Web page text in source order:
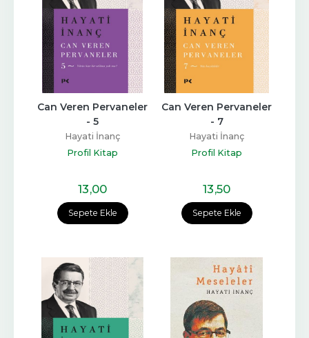
Sepete Ekle
Can Veren Pervaneler
- 5
Hayati İnanç
Profil Kitap
13,00
Sepete Ekle
Can Veren Pervaneler
- 7
Hayati İnanç
Profil Kitap
13,50